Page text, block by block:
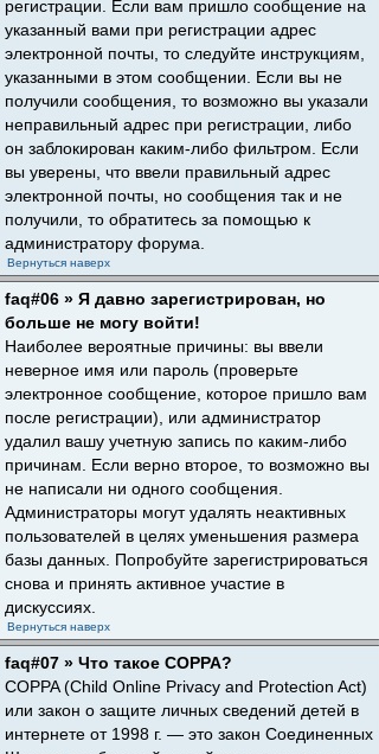
регистрации. Если вам пришло сообщение на
указанный вами при регистрации адрес
электронной почты, то следуйте инструкциям,
указанными в этом сообщении. Если вы не
получили сообщения, то возможно вы указали
неправильный адрес при регистрации, либо
он заблокирован каким-либо фильтром. Если
вы уверены, что ввели правильный адрес
электронной почты, но сообщения так и не
получили, то обратитесь за помощью к
администратору форума.
Вернуться наверх
faq#06 » Я давно зарегистрирован, но
больше не могу войти!
Наиболее вероятные причины: вы ввели
неверное имя или пароль (проверьте
электронное сообщение, которое пришло вам
после регистрации), или администратор
удалил вашу учетную запись по каким-либо
причинам. Если верно второе, то возможно вы
не написали ни одного сообщения.
Администраторы могут удалять неактивных
пользователей в целях уменьшения размера
базы данных. Попробуйте зарегистрироваться
снова и принять активное участие в
дискуссиях.
Вернуться наверх
faq#07 » Что такое COPPA?
COPPA (Child Online Privacy and Protection Act)
или закон о защите личных сведений детей в
интернете от 1998 г. — это закон Соединенных